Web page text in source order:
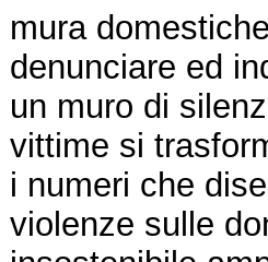
mura
denunciare ed
un muro di
vittime si
i numeri che
violenze sulle